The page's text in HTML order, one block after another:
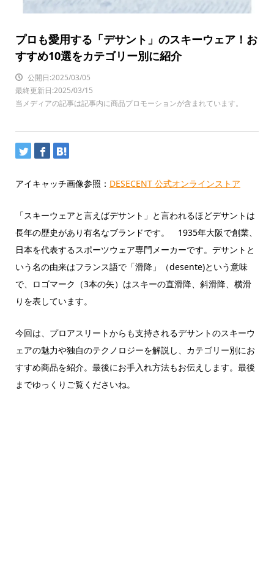
プロも愛用する「デサント」のスキーウェア！お
すすめ10選をカテゴリー別に紹介
公開日:2025/03/05
最終更新日:2025/03/15
当メディアの記事は記事内に商品プロモーションが含まれています。
アイキャッチ画像参照： DESECENT 公式オンラインストア
「スキーウェアと言えばデサント」と言われるほどデサントは
長年の歴史があり有名なブランドです。 1935年大阪で創業、
日本を代表するスポーツウェア専門メーカーです。デサントと
いう名の由来はフランス語で「滑降」（desente)という意味
で、ロゴマーク（3本の矢）はスキーの直滑降、斜滑降、横滑
りを表しています。
今回は、プロアスリートからも支持されるデサントのスキーウ
ェアの魅力や独自のテクノロジーを解説し、カテゴリー別にお
すすめ商品を紹介。最後にお手入れ方法もお伝えします。最後
までゆっくりご覧くださいね。